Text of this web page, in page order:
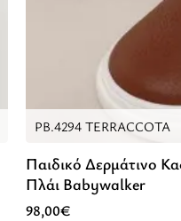
PB.4294 TERRACCOTA
Παιδικό Δερμάτινο
Πλάι Babywalker
98,00€